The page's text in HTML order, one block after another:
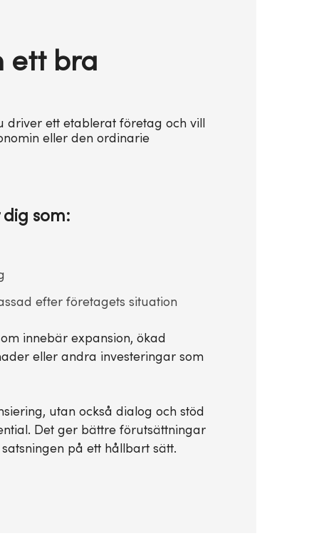
ett bra
driver ett etablerat företag och vill
eller den ordinarie
som:
efter företagets situation
innebär expansion, ökad
eller andra investeringar som
utan också dialog och stöd
Det ger bättre förutsättningar
på ett hållbart sätt.